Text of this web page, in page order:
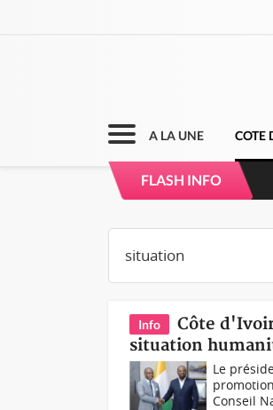
A LA UNE COTE
FLASH INFO
Info
Côte
situation
Le
Conseil